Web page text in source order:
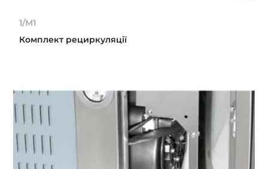
1/M1
Комплект рециркуляції